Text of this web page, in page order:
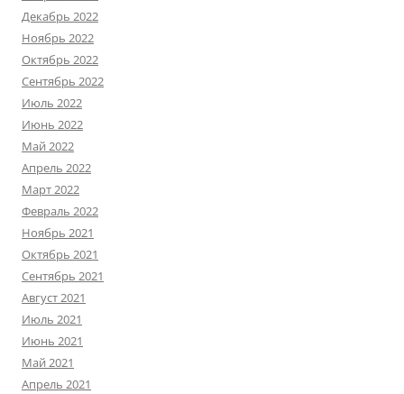
Декабрь 2022
Ноябрь 2022
Октябрь 2022
Сентябрь 2022
Июль 2022
Июнь 2022
Май 2022
Апрель 2022
Март 2022
Февраль 2022
Ноябрь 2021
Октябрь 2021
Сентябрь 2021
Август 2021
Июль 2021
Июнь 2021
Май 2021
Апрель 2021